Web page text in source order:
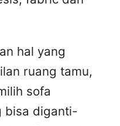
hal yang
ruang tamu,
sofa
bisa diganti-